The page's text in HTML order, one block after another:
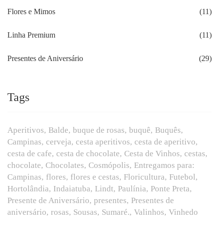
Flores e Mimos (11)
Linha Premium (11)
Presentes de Aniversário (29)
Tags
Aperitivos Balde buque de rosas buquê Buquês
Campinas cerveja cesta aperitivos cesta de aperitivo
cesta de cafe cesta de chocolate Cesta de Vinhos cestas
chocolate Chocolates Cosmópolis Entregamos para:
Campinas flores flores e cestas Floricultura Futebol
Hortolândia Indaiatuba Lindt Paulínia Ponte Preta
Presente de Aniversário presentes Presentes de
aniversário rosas Sousas Sumaré. Valinhos Vinhedo